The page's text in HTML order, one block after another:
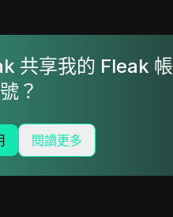
共享我的 Fleak 帳
號？
閱讀更多